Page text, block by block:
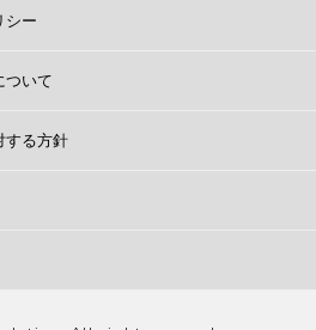
シー
ついて
する方針